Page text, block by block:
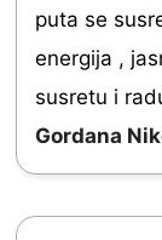
u
t
o
f
5
e
puta se
energija ,
susretu i
Gordana